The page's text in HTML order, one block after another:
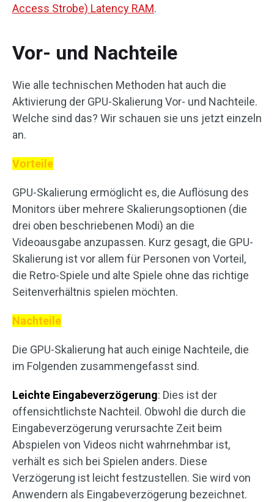
Access Strobe) Latency RAM.
Vor- und Nachteile
Wie alle technischen Methoden hat auch die
Aktivierung der GPU-Skalierung Vor- und Nachteile.
Welche sind das? Wir schauen sie uns jetzt einzeln
an.
Vorteile
GPU-Skalierung ermöglicht es, die Auflösung des
Monitors über mehrere Skalierungsoptionen (die
drei oben beschriebenen Modi) an die
Videoausgabe anzupassen. Kurz gesagt, die GPU-
Skalierung ist vor allem für Personen von Vorteil,
die Retro-Spiele und alte Spiele ohne das richtige
Seitenverhältnis spielen möchten.
Nachteile
Die GPU-Skalierung hat auch einige Nachteile, die
im Folgenden zusammengefasst sind.
Leichte Eingabeverzögerung: Dies ist der
offensichtlichste Nachteil. Obwohl die durch die
Eingabeverzögerung verursachte Zeit beim
Abspielen von Videos nicht wahrnehmbar ist,
verhält es sich bei Spielen anders. Diese
Verzögerung ist leicht festzustellen. Sie wird von
Anwendern als Eingabeverzögerung bezeichnet.